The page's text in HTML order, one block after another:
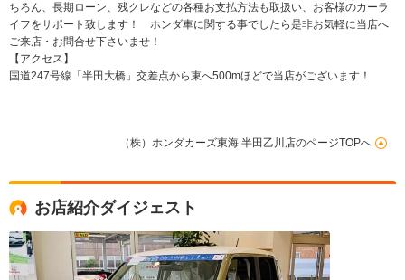
ちろん、長期ローン、残クレなどの各種お支払方法も取扱い、お客様のカーラ
イフをサポート致します！ ホンダ車に関する事でしたら是非お気軽に当店へ
ご来店・お問合せ下さいませ！
【アクセス】
国道247号線「半田大橋」交差点から東へ500mほどで当店がございます！
（株）ホンダカーズ東海 半田乙川店のページTOPへ
お店紹介ダイジェスト